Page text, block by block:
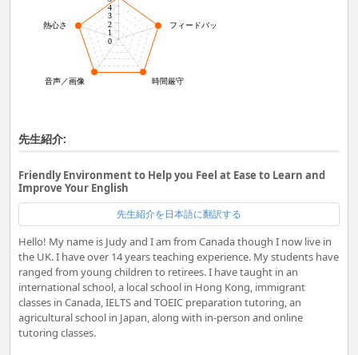
0
1
2
3
4
フィードバック力
時間厳守
音声／画像
熱心さ
先生紹介:
Friendly Environment to Help you Feel at Ease to Learn and
Improve Your English
先生紹介を日本語に翻訳する
Hello! My name is Judy and I am from Canada though I now live in
the UK. I have over 14 years teaching experience. My students have
ranged from young children to retirees. I have taught in an
international school, a local school in Hong Kong, immigrant
classes in Canada, IELTS and TOEIC preparation tutoring, an
agricultural school in Japan, along with in-person and online
tutoring classes.